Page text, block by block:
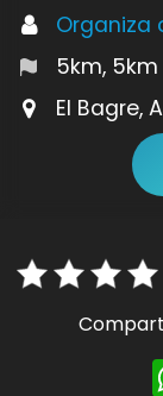
Organiza
5km, 5km
El Bagre,